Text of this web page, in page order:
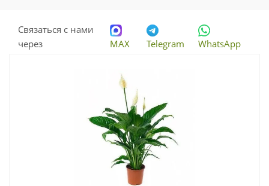
Связаться с нами
через
MAX Telegram WhatsApp